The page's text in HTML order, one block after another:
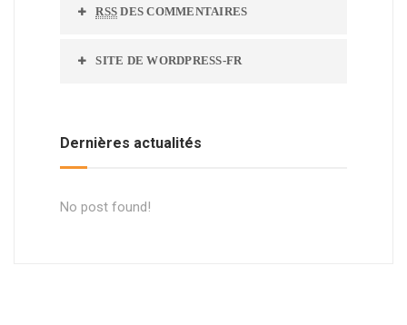
RSS DES COMMENTAIRES
SITE DE WORDPRESS-FR
Dernières actualités
No post found!